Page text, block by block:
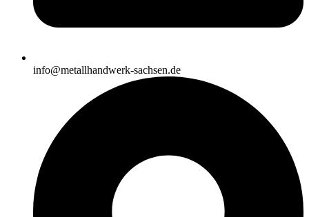
info@metallhandwerk-sachsen.de